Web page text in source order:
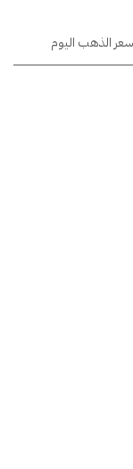
سعر الذهب اليوم